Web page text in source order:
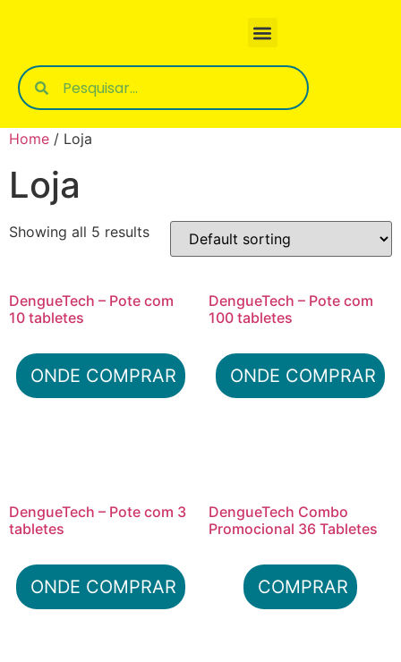
Home / Loja
Loja
Showing all 5 results
DengueTech – Pote com
10 tabletes
ONDE COMPRAR
DengueTech – Pote com
100 tabletes
ONDE COMPRAR
DengueTech – Pote com 3
tabletes
ONDE COMPRAR
DengueTech Combo
Promocional 36 Tabletes
COMPRAR